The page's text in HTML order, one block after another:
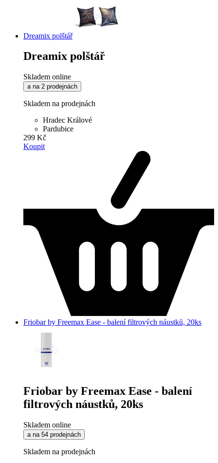
Dreamix polštář
Dreamix polštář
Skladem online
a na 2 prodejnách
Skladem na prodejnách
Hradec Králové
Pardubice
299 Kč
Koupit
Friobar by Freemax Ease - balení filtrových náustků, 20ks
Friobar by Freemax Ease - balení
filtrových náustků, 20ks
Skladem online
a na 54 prodejnách
Skladem na prodejnách